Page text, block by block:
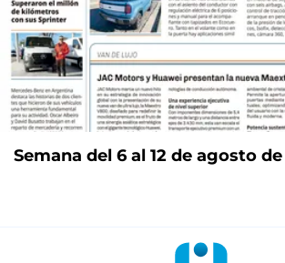
Semana del 6 al 12 de agosto